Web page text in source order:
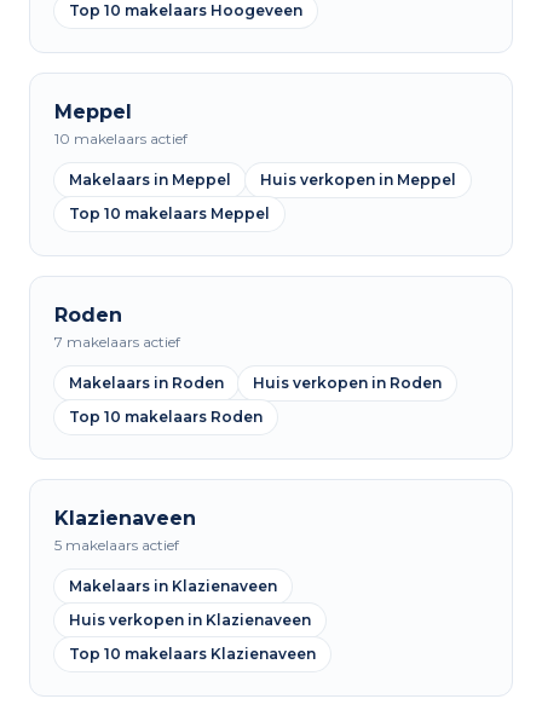
Top 10 makelaars Hoogeveen
Meppel
10 makelaars actief
Makelaars in Meppel
Huis verkopen in Meppel
Top 10 makelaars Meppel
Roden
7 makelaars actief
Makelaars in Roden
Huis verkopen in Roden
Top 10 makelaars Roden
Klazienaveen
5 makelaars actief
Makelaars in Klazienaveen
Huis verkopen in Klazienaveen
Top 10 makelaars Klazienaveen